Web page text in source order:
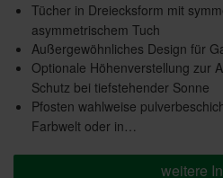
Tücher in Dreiecksform mit
asymmetrischem Tuch
Außergewöhnliches Design für
Optionale Höhenverstellung zur
Schutz bei tiefstehender Sonne
Pfosten wahlweise
Farbwelt oder in…
weitere